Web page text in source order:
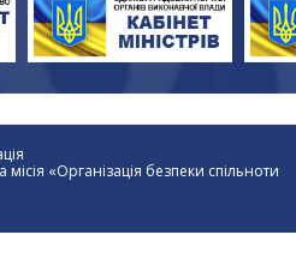
«Організація безпеки спільноти